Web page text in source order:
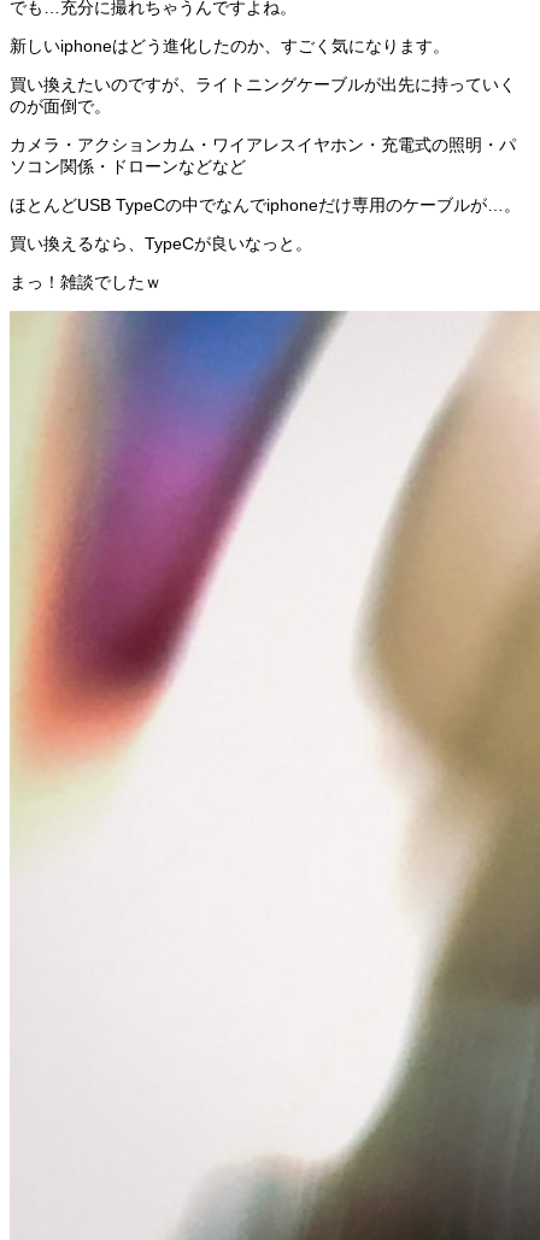
でも…充分に撮れちゃうんですよね。
新しいiphoneはどう進化したのか、すごく気になります。
買い換えたいのですが、ライトニングケーブルが出先に持っていく
のが面倒で。
カメラ・アクションカム・ワイアレスイヤホン・充電式の照明・パ
ソコン関係・ドローンなどなど
ほとんどUSB TypeCの中でなんでiphoneだけ専用のケーブルが…。
買い換えるなら、TypeCが良いなっと。
まっ！雑談でしたｗ